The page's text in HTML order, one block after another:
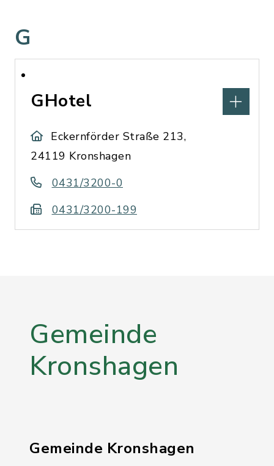
G
GHotel
Eckernförder Straße 213,
24119 Kronshagen
0431/3200-0
0431/3200-199
Gemeinde
Kronshagen
Gemeinde Kronshagen